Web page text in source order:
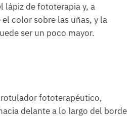
lápiz de fototerapia y, a
color sobre las uñas, y la
ser un poco mayor.
fototerapéutico,
delante a lo largo del borde